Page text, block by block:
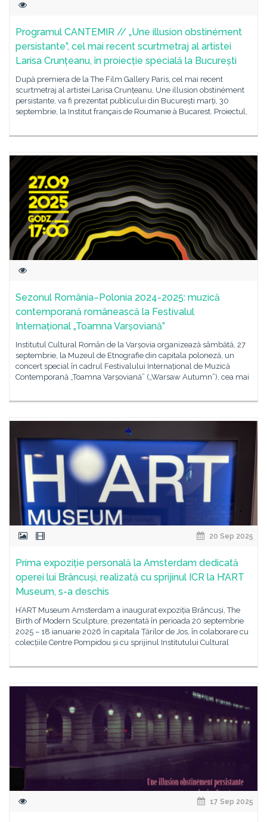
Programul CANTEMIR // „Une illusion obstinément
persistante”, cel mai recent scurtmetraj al artistei
Larisa Crunțeanu, în proiecție specială la București
După premiera de la The Film Gallery Paris, cel mai recent
scurtmetraj al artistei Larisa Crunțeanu, Une illusion obstinément
persistante, va fi prezentat publicului din București marți, 30
septembrie, la Institut français de Roumanie à Bucarest. Proiectul,
Sezonul România–Polonia 2024-2025: muzică
contemporană românească la Festivalul
Internațional „Toamna Varșoviană”
Institutul Cultural Român de la Varșovia organizează sâmbătă, 27
septembrie, la Muzeul de Etnografie din capitala poloneză, un
concert special în cadrul Festivalului Internațional de Muzică
Contemporană „Toamna Varșoviană” („Warsaw Autumn”), cea mai
20 Sep 2025
Prima expoziție personală la Amsterdam dedicată
operei lui Brâncuși, realizată cu sprijinul ICR la H’ART
Museum, s-a deschis
H’ART Museum Amsterdam a inaugurat expoziția Brâncuși, The
Birth of Modern Sculpture, prezentată în perioada 20 septembrie
2025 – 18 ianuarie 2026 în capitala Țărilor de Jos, în colaborare cu
colecțiile Centre Pompidou și cu sprijinul Institutului Cultural
17 Sep 2025